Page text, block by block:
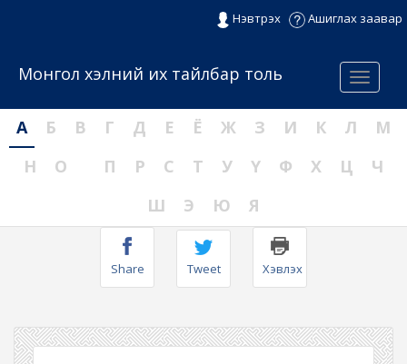
Нэвтрэх Ашиглах заавар
Menu
Монгол хэлний их тайлбар толь
А Б В Г Д Е Ё Ж З И К Л
М
Н
О П Р С Т У Ү Ф Х Ц
Ч
Ш
Э Ю Я
Share Tweet Хэвлэх